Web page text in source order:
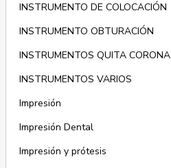
INSTRUMENTO DE COLOCACIÓN
INSTRUMENTO OBTURACIÓN
INSTRUMENTOS QUITA CORONA
INSTRUMENTOS VARIOS
Impresión
Impresión Dental
Impresión y prótesis